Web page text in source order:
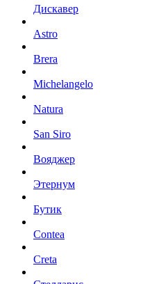
Дискавер
Astro
Brera
Michelangelo
Natura
San Siro
Вояджер
Этернум
Бутик
Contea
Creta